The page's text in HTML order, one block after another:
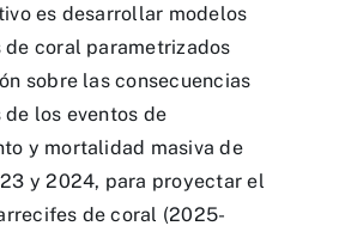
es desarrollar modelos
coral parametrizados
sobre las consecuencias
los eventos de
y mortalidad masiva de
y 2024, para proyectar el
de coral (2025-